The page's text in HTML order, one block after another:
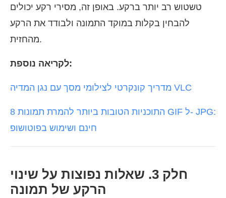
טשטוש רב יותר ברקע. באופן זה, מסירי רקע יכולים
להבחין בקלות במוקד התמונה ולבודד את הרקע
מהחזית.
לקריאה נוספת:
מדריך קונקרטי לצילומי מסך עם נגן המדיה VLC
8 התוכניות הטובות ביותר להמרת תמונות GIF ל- JPG:
חינם ושימוש בפוטושופ
חלק 3. שאלות נפוצות על שינוי
הרקע של תמונה